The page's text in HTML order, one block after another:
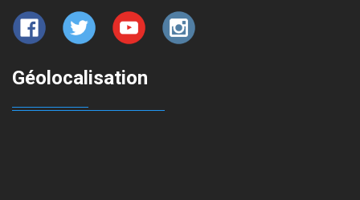
Géolocalisation